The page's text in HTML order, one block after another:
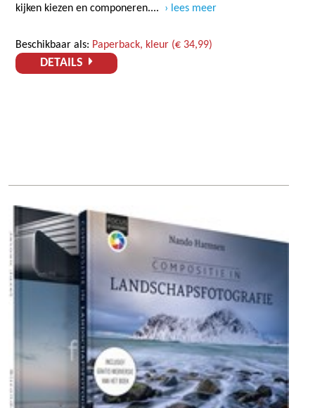
kijken kiezen en componeren....
lees meer
Beschikbaar als: Paperback, kleur (€ 34,99)
DETAILS